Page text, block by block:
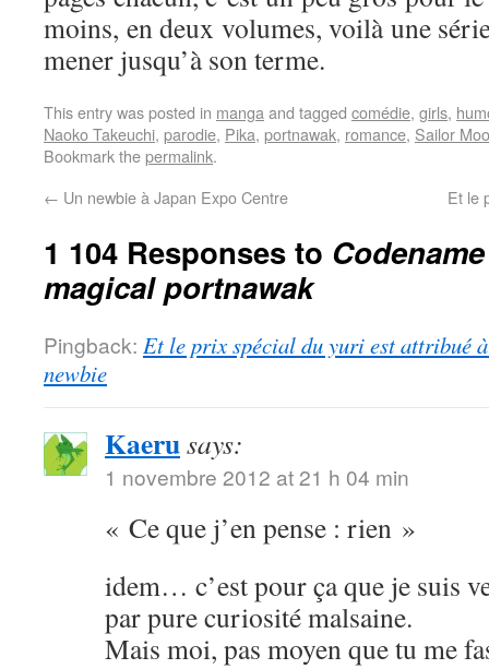
moins, en deux volumes, voilà une
mener jusqu’à son terme.
This entry was posted in mangaand tagged comédie, girls,
Naoko Takeuchi, parodie, Pika, portnawak, romance, Sailor
Bookmark thepermalink.
← Un newbie à Japan Expo Centre Et le
1 104 Responses to
magical portnawak
Pingback: Et le prix spécial du yuri est attribué
newbie
Kaerusays:
1 novembre 2012 at 21 h 04 min
« Ce que j’en pense : rien »
idem… c’est pour ça que je suis
par pure curiosité malsaine.
Mais moi, pas moyen que tu me